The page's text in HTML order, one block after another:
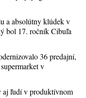
a absolútny klúdek v
bol 17. ročník Cibuľa
36 predajní,
v
aj ľudí v produktívnom